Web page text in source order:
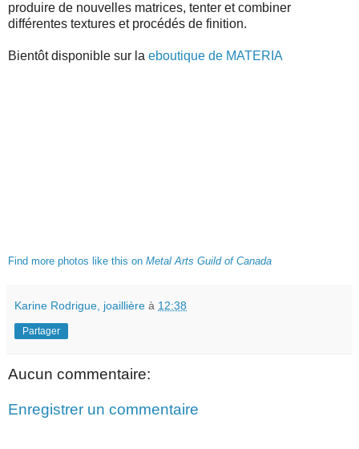
produire de nouvelles matrices, tenter et combiner
différentes textures et procédés de finition.
Bientôt disponible sur la eboutique de MATERIA
Find more photos like this on Metal Arts Guild of Canada
Karine Rodrigue, joaillière à 12:38
Partager
Aucun commentaire:
Enregistrer un commentaire